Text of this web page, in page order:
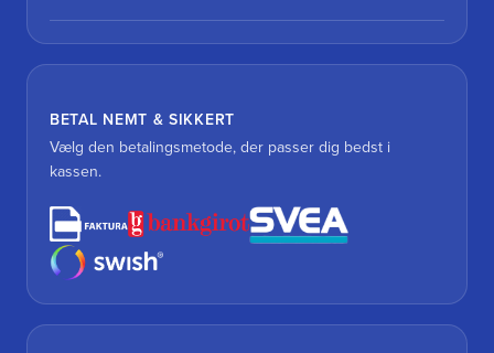
BETAL NEMT & SIKKERT
Vælg den betalingsmetode, der passer dig bedst i
kassen.